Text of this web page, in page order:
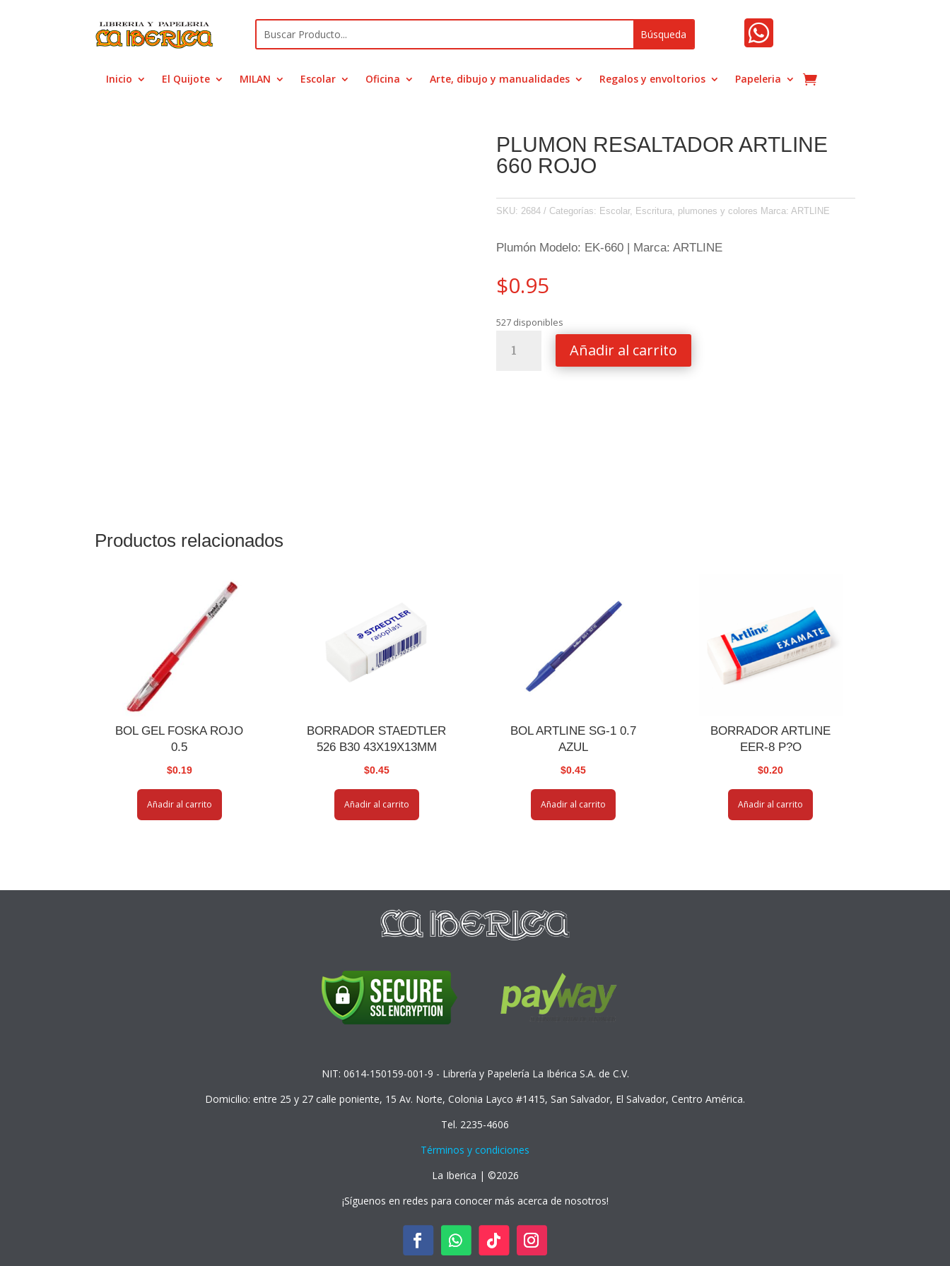

Inicio El Quijote MILAN Escolar Oficina Arte, dibujo y manualidades Regalos y envoltorios Papeleria
PLUMON RESALTADOR ARTLINE
660 ROJO
SKU: 2684 Categorías: Escolar, Escritura, plumones y colores Marca: ARTLINE
Plumón Modelo: EK-660 | Marca: ARTLINE
$0.95
527 disponibles
RESALTADOR
Añadir al carrito
Productos relacionados
BOL GEL FOSKA ROJO
0.5
$0.19
Añadir al carrito
BORRADOR STAEDTLER
526 B30 43X19X13MM
$0.45
Añadir al carrito
BOL ARTLINE SG-1 0.7
AZUL
$0.45
Añadir al carrito
BORRADOR ARTLINE
EER-8 P?O
$0.20
Añadir al carrito
NIT: 0614-150159-001-9 - Librería y Papelería La Ibérica S.A. de C.V.
Domicilio: entre 25 y 27 calle poniente, 15 Av. Norte, Colonia Layco #1415, San Salvador, El Salvador, Centro América.
Tel. 2235-4606
Términos y condiciones
La Iberica | ©2026
¡Síguenos en redes para conocer más acerca de nosotros!